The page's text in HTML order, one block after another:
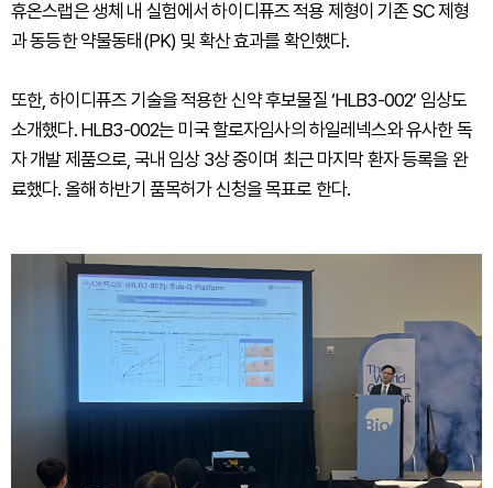
휴온스랩은 생체 내 실험에서 하이디퓨즈 적용 제형이 기존 SC 제형
과 동등한 약물동태(PK) 및 확산 효과를 확인했다.
또한, 하이디퓨즈 기술을 적용한 신약 후보물질 ‘HLB3-002’ 임상도
소개했다. HLB3-002는 미국 할로자임사의 하일레넥스와 유사한 독
자 개발 제품으로, 국내 임상 3상 중이며 최근 마지막 환자 등록을 완
료했다. 올해 하반기 품목허가 신청을 목표로 한다.